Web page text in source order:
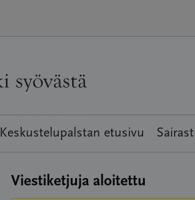
Keskustelupalstan etusivu
Viestiketjuja aloitettu